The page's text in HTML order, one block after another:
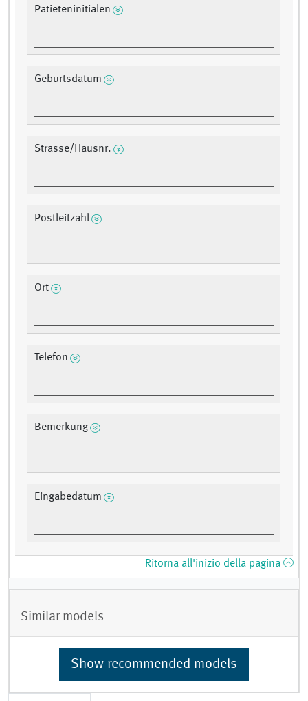
Patieteninitialen
Geburtsdatum
Strasse/Hausnr.
Postleitzahl
Ort
Telefon
Bemerkung
Eingabedatum
Ritorna all'inizio della pagina
Similar models
Show recommended models